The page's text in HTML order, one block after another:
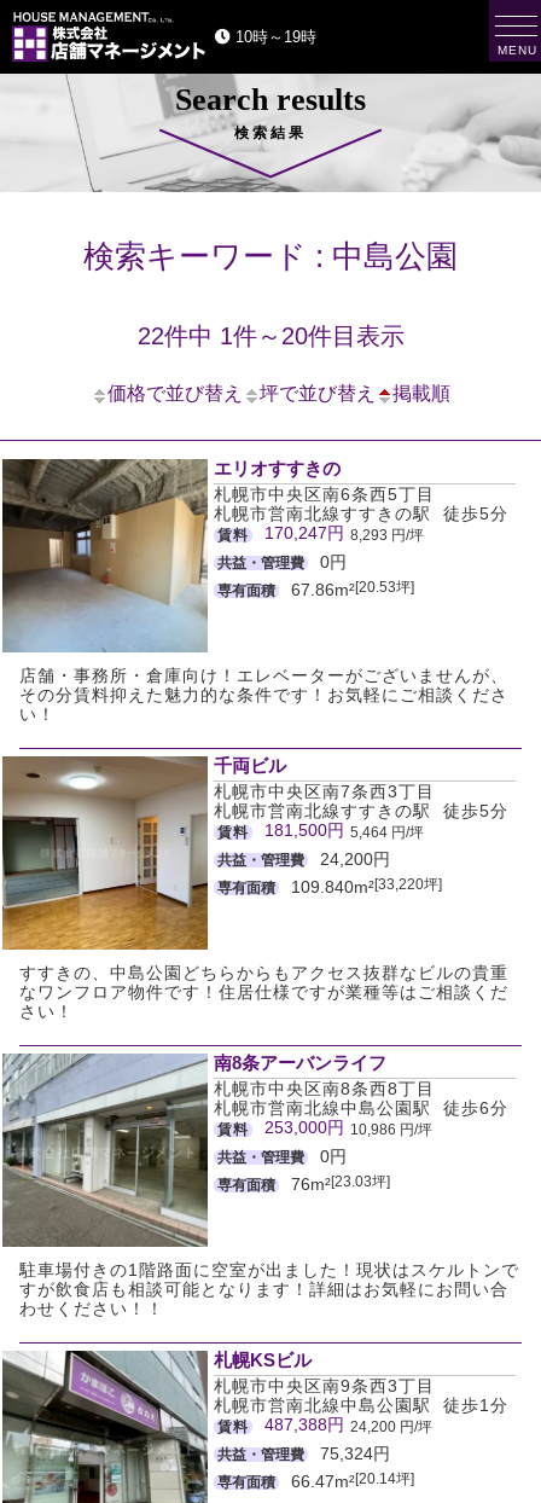
10時～19時
Search results
検索結果
検索キーワード : 中島公園
22件中 1件～20件目表示
価格で並び替え 坪で並び替え 掲載順
エリオすすきの
札幌市中央区南6条西5丁目
札幌市営南北線すすきの駅 徒歩5分
賃料 170,247円 8,293 円/坪
共益・管理費
0円
専有面積 67.86m²[20.53坪]
店舗・事務所・倉庫向け！エレベーターがございませんが、
その分賃料抑えた魅力的な条件です！お気軽にご相談くださ
い！
千両ビル
札幌市中央区南7条西3丁目
札幌市営南北線すすきの駅 徒歩5分
賃料 181,500円 5,464 円/坪
共益・管理費
24,200円
専有面積 109.840m²[33,220坪]
すすきの、中島公園どちらからもアクセス抜群なビルの貴重
なワンフロア物件です！住居仕様ですが業種等はご相談くだ
さい！
南8条アーバンライフ
札幌市中央区南8条西8丁目
札幌市営南北線中島公園駅 徒歩6分
賃料 253,000円 10,986 円/坪
共益・管理費
0円
専有面積 76m²[23.03坪]
駐車場付きの1階路面に空室が出ました！現状はスケルトンで
すが飲食店も相談可能となります！詳細はお気軽にお問い合
わせください！！
札幌KSビル
札幌市中央区南9条西3丁目
札幌市営南北線中島公園駅 徒歩1分
賃料 487,388円 24,200 円/坪
共益・管理費
75,324円
専有面積 66.47m²[20.14坪]
t
o
g
g
n
a
v
MENU